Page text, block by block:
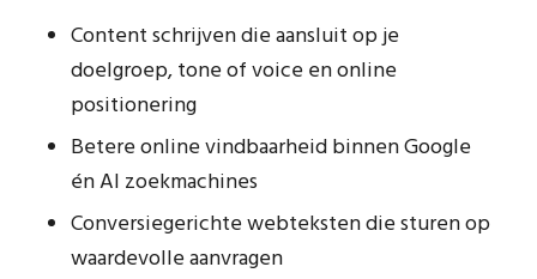
Content schrijven die aansluit op je
doelgroep, tone of voice en online
positionering
Betere online vindbaarheid binnen Google
én AI zoekmachines
Conversiegerichte webteksten die sturen op
waardevolle aanvragen